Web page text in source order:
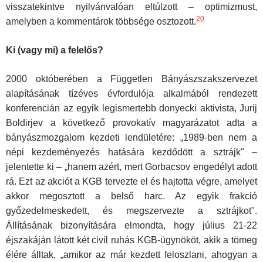
visszate­kintve nyilvánvalóan eltúlzott – optimizmust,
amelyben a kommentárok többsége osztozott.20
Ki (vagy mi) a felelős?
2000 októberében a Független Bányászszakszervezet
alapításának tízéves évfordulója alkalmából rendezett
konferencián az egyik legismer­tebb donyecki aktivista, Jurij
Boldirjev a következő provokatív magyaráza­tot adta a
bányászmozgalom kezdeti lendületére: „1989-ben nem a
népi kezdeményezés hatására kezdődött a sztrájk" –
jelentette ki – „hanem azért, mert Gorbacsov engedélyt adott
rá. Ezt az akciót a KGB tervezte el és hajtotta végre, amelyet
akkor megosztott a belső harc. Az egyik frakció
győzedelmeskedett, és megszervezte a sztrájkot".
Állításának bizonyítására elmondta, hogy július 21-22
éjszakáján látott két civil ruhás KGB-ügynököt, akik a tömeg
élére álltak, „amikor az már kezdett feloszlani, ahogyan a